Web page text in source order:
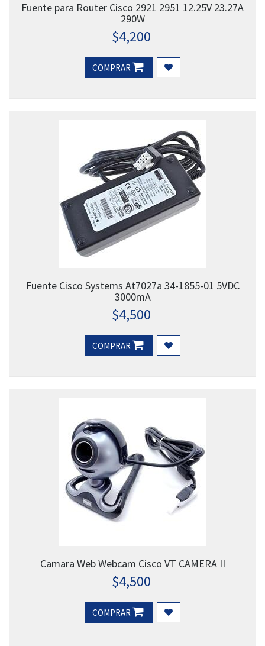
Fuente para Router Cisco 2921 2951 12.25V 23.27A
290W
$4,200
COMPRAR
Fuente Cisco Systems At7027a 34-1855-01 5VDC
3000mA
$4,500
COMPRAR
Camara Web Webcam Cisco VT CAMERA II
$4,500
COMPRAR